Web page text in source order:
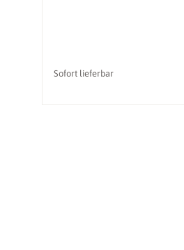
Sofort lieferbar